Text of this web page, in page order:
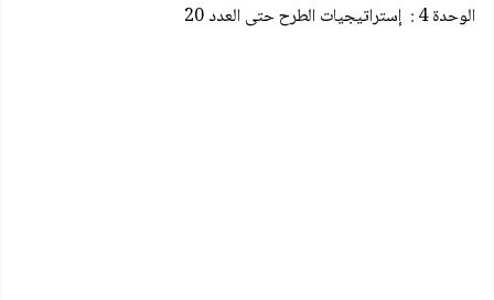
الوحدة 4 : إستراتيجيات الطرح حتى العدد 20